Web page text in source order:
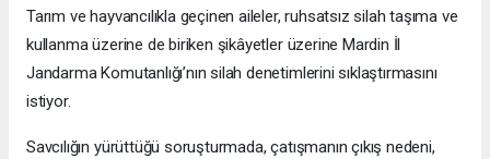
Tarım ve hayvancılıkla geçinen aileler, ruhsatsız silah taşıma ve
kullanma üzerine de biriken şikâyetler üzerine Mardin İl
Jandarma Komutanlığı’nın silah denetimlerini sıklaştırmasını
istiyor.
Savcılığın yürüttüğü soruşturmada, çatışmanın çıkış nedeni,